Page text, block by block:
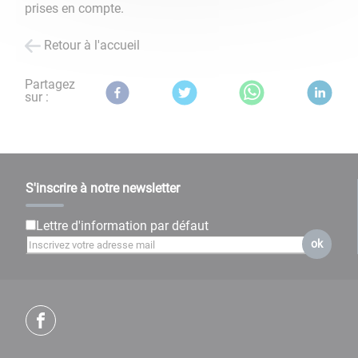
prises en compte.
Retour à l'accueil
Partagez
sur :
S'inscrire à notre newsletter
Lettre d'information par défaut
ok